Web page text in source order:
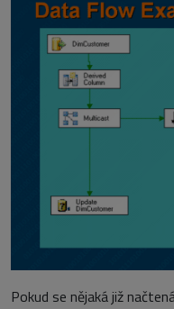
Pokud se nějaká již